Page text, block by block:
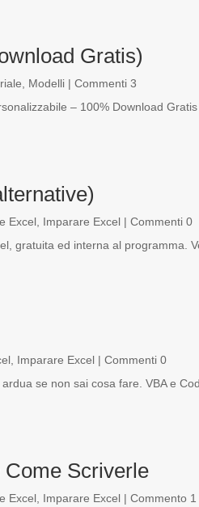
Gratis)
Modelli| Commenti 3
– 100% Download
Excel, Imparare Excel| Commenti 0
gratuita ed interna al programma.
, Imparare Excel| Commenti 0
se non sai cosa fare. VBA e
Scriverle
Excel, Imparare Excel| Commento 1